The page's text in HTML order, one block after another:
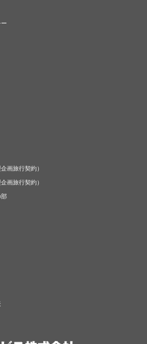
画旅行契約）
画旅行契約）